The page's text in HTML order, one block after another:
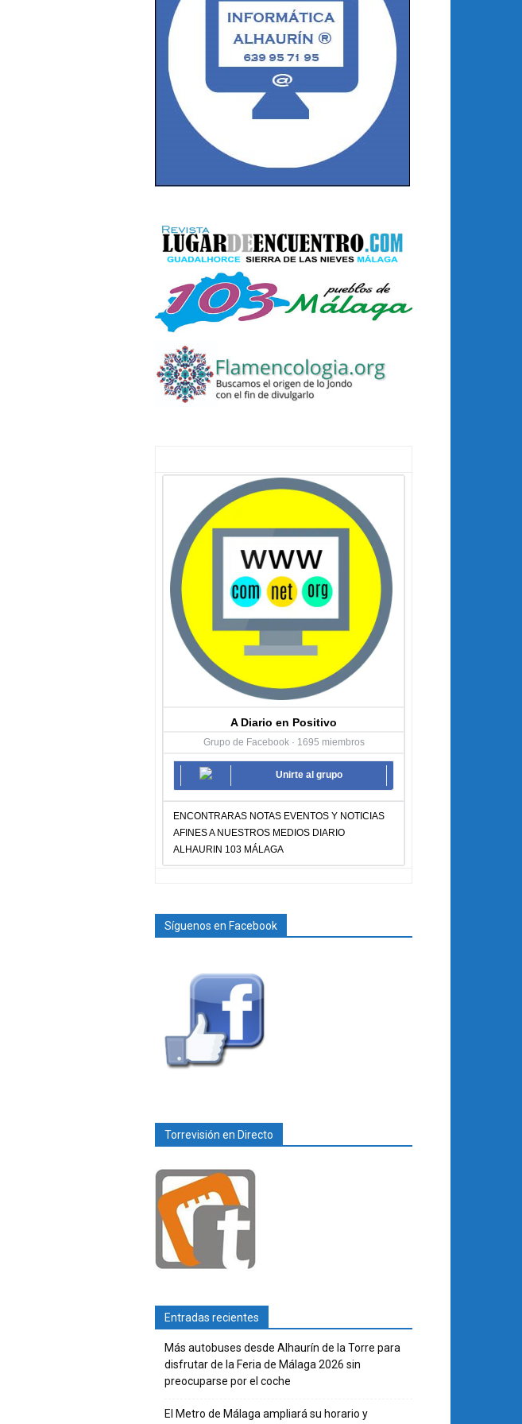
A Diario en Positivo
Grupo de Facebook · 1695 miembros
Unirte al grupo
ENCONTRARAS NOTAS EVENTOS Y NOTICIAS
AFINES A NUESTROS MEDIOS DIARIO
ALHAURIN 103 MÁLAGA
Síguenos en Facebook
Torrevisión en Directo
Entradas recientes
Más autobuses desde Alhaurín de la Torre para
disfrutar de la Feria de Málaga 2026 sin
preocuparse por el coche
El Metro de Málaga ampliará su horario y